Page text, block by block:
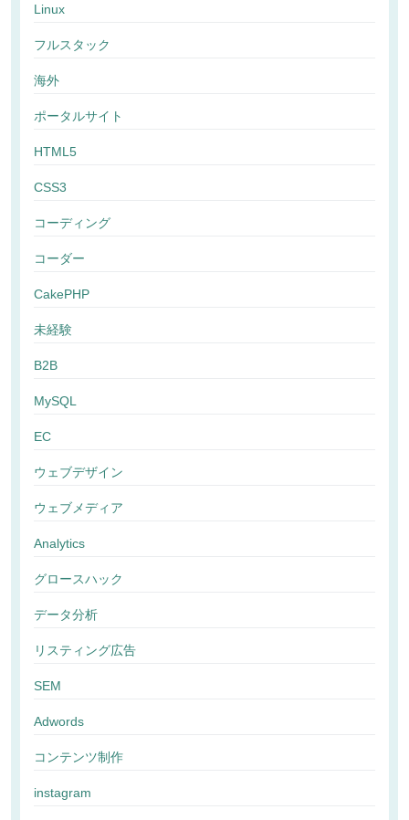
Linux
フルスタック
海外
ポータルサイト
HTML5
CSS3
コーディング
コーダー
CakePHP
未経験
B2B
MySQL
EC
ウェブデザイン
ウェブメディア
Analytics
グロースハック
データ分析
リスティング広告
SEM
Adwords
コンテンツ制作
instagram